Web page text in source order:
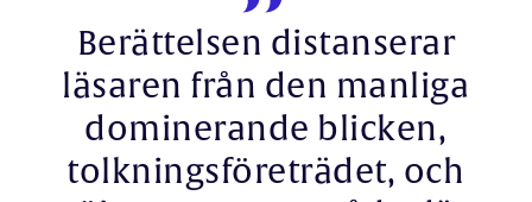
Berättelsen distanserar
läsaren från den manliga
dominerande blicken,
tolkningsföreträdet, och